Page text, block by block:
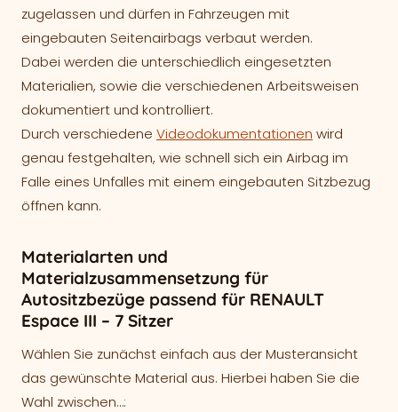
zugelassen und dürfen in Fahrzeugen mit
eingebauten Seitenairbags verbaut werden.
Dabei werden die unterschiedlich eingesetzten
Materialien, sowie die verschiedenen Arbeitsweisen
dokumentiert und kontrolliert.
Durch verschiedene Videodokumentationen wird
genau festgehalten, wie schnell sich ein Airbag im
Falle eines Unfalles mit einem eingebauten Sitzbezug
öffnen kann.
Materialarten und
Materialzusammensetzung für
Autositzbezüge passend für RENAULT
Espace III – 7 Sitzer
Wählen Sie zunächst einfach aus der Musteransicht
das gewünschte Material aus. Hierbei haben Sie die
Wahl zwischen…: